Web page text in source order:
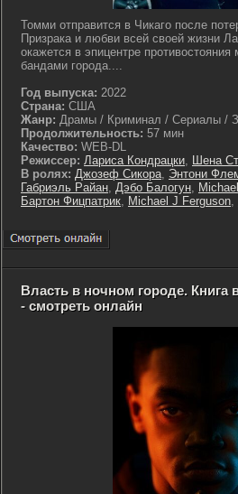
Томми отправится в Чикаго после
Призрака и любви всей своей жизни
окажется в эпицентре
бандами города....
Год выпуска: 2022
Страна: США
Жанр: Драмы / Криминал / Сериалы /
Продолжительность: 57 мин
Качество: WEB-DL
Режиссер: Лариса Кондрацки, Шена
В ролях: Джозеф Сикора, Энтони
Габриэль Райан, Дэбо Балогун,
Бартон Фицпатрик, Michael J Ferguson,
Власть в ночном городе. Книга
- смотреть онлайн